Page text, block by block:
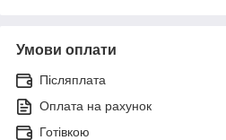
Умови оплати
Післяплата
Оплата на рахунок
Готівкою